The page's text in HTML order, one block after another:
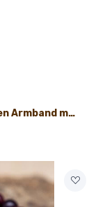
Handgemaakte Turkoois Natuursteen Armband met Naam 8mm